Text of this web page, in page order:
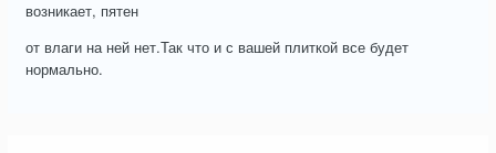
возникает, пятен
от влаги на ней нет.Так что и с вашей плиткой все будет
нормально.